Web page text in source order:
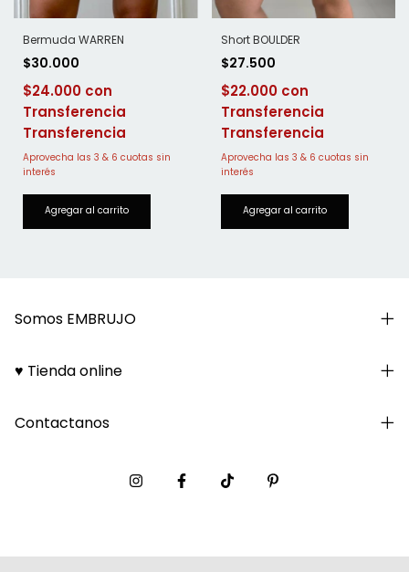
Bermuda WARREN
$30.000
$24.000
Transferencia
Short BOULDER
$27.500
$22.000
Transferencia
Somos EMBRUJO
♥ Tienda online
Contactanos